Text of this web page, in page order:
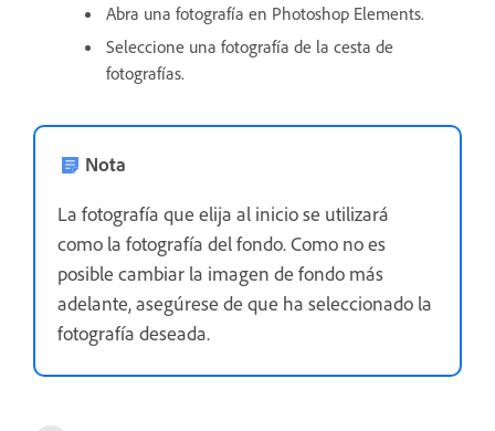
Abra una fotografía en Photoshop Elements.
Seleccione una fotografía de la cesta de
fotografías.
Nota
La fotografía que elija al inicio se utilizará
como la fotografía del fondo. Como no es
posible cambiar la imagen de fondo más
adelante, asegúrese de que ha seleccionado la
fotografía deseada.